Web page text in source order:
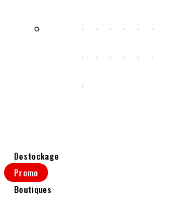
Destockage
Promo
Boutiques